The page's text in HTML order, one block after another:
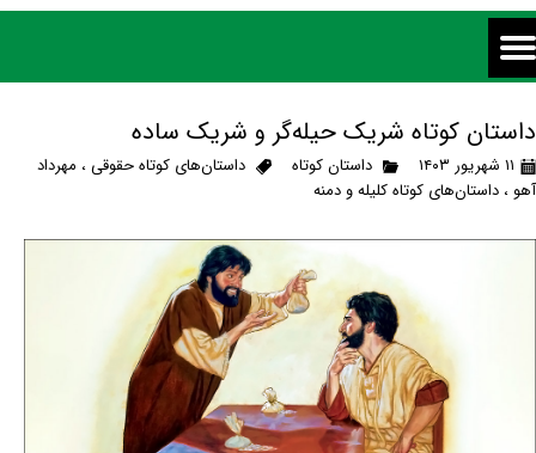
داستان کوتاه شریک حیله‌گر و شریک ساده
۱۱ شهریور ۱۴۰۳ داستان کوتاه داستان‌های کوتاه حقوقی، مهرداد
آهو ، داستان‌های کوتاه کلیله و دمنه